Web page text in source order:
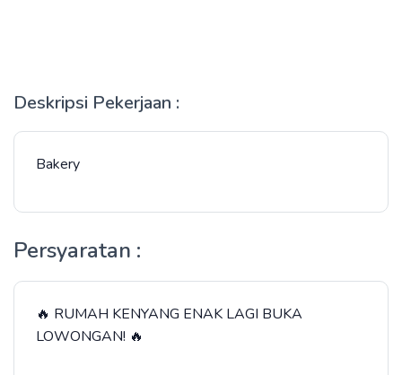
Deskripsi Pekerjaan :
Bakery
Persyaratan :
🔥 RUMAH KENYANG ENAK LAGI BUKA
LOWONGAN! 🔥